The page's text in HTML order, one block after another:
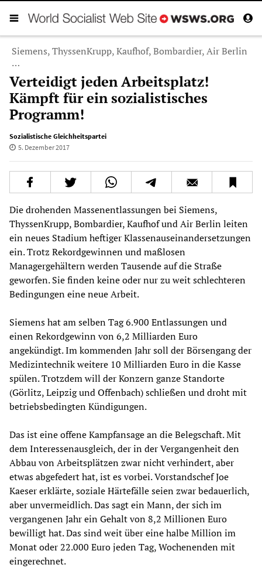
Siemens, ThyssenKrupp, Kaufhof, Bombardier, Air Berlin
…
Verteidigt jeden Arbeitsplatz!
Kämpft für ein sozialistisches
Programm!
Sozialistische Gleichheitspartei
5. Dezember 2017
Die drohenden Massenentlassungen bei Siemens,
ThyssenKrupp, Bombardier, Kaufhof und Air Berlin leiten
ein neues Stadium heftiger Klassenauseinandersetzungen
ein. Trotz Rekordgewinnen und maßlosen
Managergehältern werden Tausende auf die Straße
geworfen. Sie finden keine oder nur zu weit schlechteren
Bedingungen eine neue Arbeit.
Siemens hat am selben Tag 6.900 Entlassungen und
einen Rekordgewinn von 6,2 Milliarden Euro
angekündigt. Im kommenden Jahr soll der Börsengang der
Medizintechnik weitere 10 Milliarden Euro in die Kasse
spülen. Trotzdem will der Konzern ganze Standorte
(Görlitz, Leipzig und Offenbach) schließen und droht mit
betriebsbedingten Kündigungen.
Das ist eine offene Kampfansage an die Belegschaft. Mit
dem Interessenausgleich, der in der Vergangenheit den
Abbau von Arbeitsplätzen zwar nicht verhindert, aber
etwas abgefedert hat, ist es vorbei. Vorstandschef Joe
Kaeser erklärte, soziale Härtefälle seien zwar bedauerlich,
aber unvermeidlich. Das sagt ein Mann, der sich im
vergangenen Jahr ein Gehalt von 8,2 Millionen Euro
bewilligt hat. Das sind weit über eine halbe Million im
Monat oder 22.000 Euro jeden Tag, Wochenenden mit
eingerechnet.